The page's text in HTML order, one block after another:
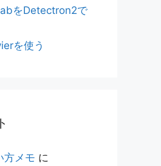
をDetectron2で
を使う
方メモ に